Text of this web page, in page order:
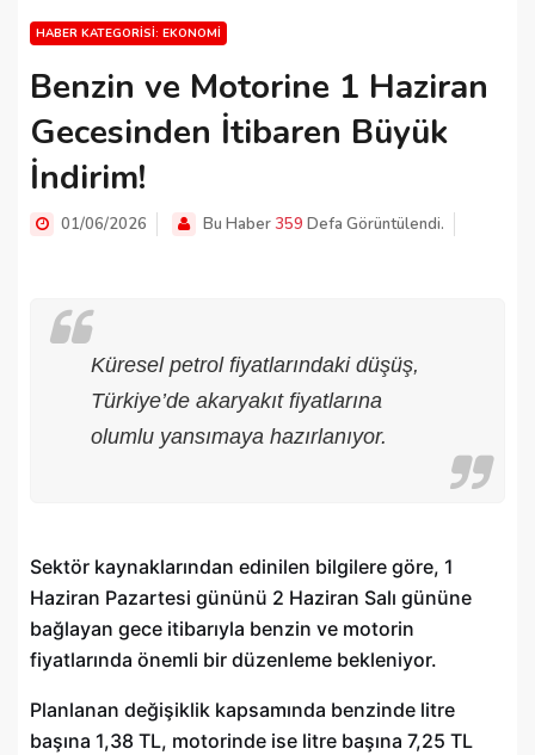
HABER KATEGORISI: EKONOMI
Benzin ve Motorine 1 Haziran
Gecesinden İtibaren Büyük
İndirim!
01/06/2026 Bu Haber359 Defa Görüntülendi.
Küresel petrol fiyatlarındaki düşüş,
Türkiye’de akaryakıt fiyatlarına
olumlu yansımaya hazırlanıyor.
Sektör kaynaklarından edinilen bilgilere göre, 1
Haziran Pazartesi gününü 2 Haziran Salı gününe
bağlayan gece itibarıyla benzin ve motorin
fiyatlarında önemli bir düzenleme bekleniyor.
Planlanan değişiklik kapsamında benzinde litre
başına 1,38 TL, motorinde ise litre başına 7,25 TL